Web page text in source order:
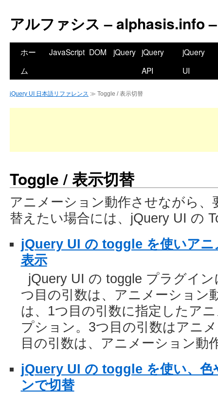
アルファシス – alphasis.info –
ホー
ム
JavaScript DOM jQuery jQuery
API
jQuery
UI
jQuery UI 日本語リファレンス ≫ Toggle / 表示切替
Toggle / 表示切替
アニメーション動作させながら、
替えたい場合には、jQuery UI の
jQuery UI の toggle を使いアニ
表示
jQuery UI の toggle プラグイ
つ目の引数は、アニメーション
は、1つ目の引数に指定したア
プション。3つ目の引数はアニ
目の引数は、アニメーション動
jQuery UI の toggle を使い、色
ンで切替